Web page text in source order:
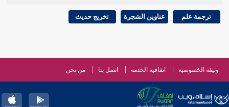
ترجمة علم عناوين الشجرة تخريج حديث
وثيقة الخصوصية اتفاقية الخدمة اتصل بنا من نحن